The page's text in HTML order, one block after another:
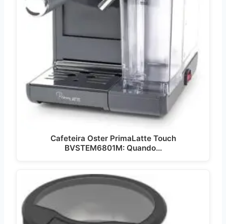
Cafeteira Oster PrimaLatte Touch
BVSTEM6801M: Quando…